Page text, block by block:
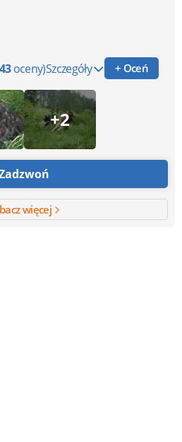
43oceny)Szczegóły + Oceń
+2
więcej